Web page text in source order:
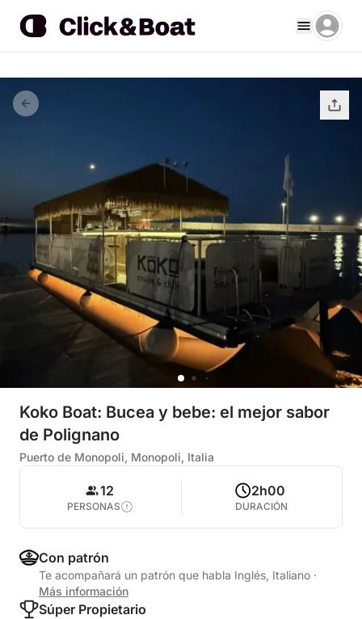
Koko Boat: Bucea y bebe: el mejor sabor
de Polignano
Puerto de Monopoli, Monopoli, Italia
12
PERSONAS
2h00
DURACIÓN
Con patrón
Te acompañará un patrón que habla Inglés, Italiano ·
Más información
Súper Propietario